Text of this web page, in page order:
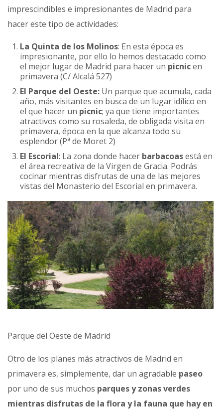
imprescindibles e impresionantes de Madrid para
hacer este tipo de actividades:
La Quinta de los Molinos: En esta época es
impresionante, por ello lo hemos destacado como
el mejor lugar de Madrid para hacer un picnicen
primavera (C/ Alcalá 527)
El Parque del Oeste: Un parque que acumula, cada
año, más visitantes en busca de un lugar idílico en
el que hacer un picnic; ya que tiene importantes
atractivos como su rosaleda, de obligada visita en
primavera, época en la que alcanza todo su
esplendor (Pª de Moret 2)
El Escorial: La zona donde hacer barbacoasestá en
el área recreativa de la Virgen de Gracia. Podrás
cocinar mientras disfrutas de una de las mejores
vistas del Monasterio del Escorial en primavera.
Parque del Oeste de Madrid
Otro de los planes más atractivos de Madrid en
primavera es, simplemente, dar un agradable paseo
por uno de sus muchos parques y zonas verdes
mientras disfrutas de la flora y la fauna que hay en